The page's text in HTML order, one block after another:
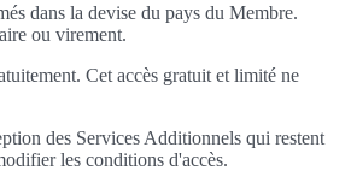
dans la devise du pays du Membre.
ou virement.
Cet accès gratuit et limité ne
des Services Additionnels qui restent
les conditions d'accès.